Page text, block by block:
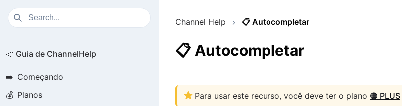
📣 Guia de ChannelHelp
➡️ Começando
💰 Planos
Channel Help 📋 Autocompletar
📋 Autocompletar
Para usar este recurso, você deve ter o plano 🟠 PLUS